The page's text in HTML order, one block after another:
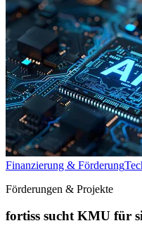
Finanzierung & Förderung
Förderungen & Projekte
fortiss sucht KMU für